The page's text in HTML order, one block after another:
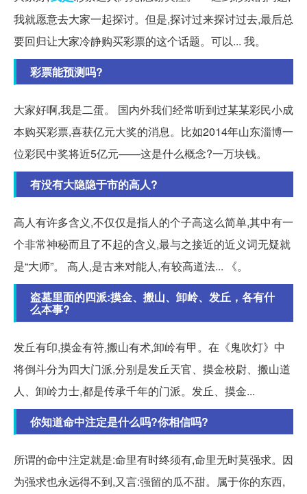
我就愿意去大家一起探讨。但是,探讨过来探讨过去,最后总
要回归让大家冷静购买彩票的这个话题。可以... 我。
彩票能预测吗?
大家好啊,我是二蛋。 国内外我们经常听到过某某彩民小成
本购买彩票,喜获亿元大奖的消息。比如2014年山东淄博一
位彩民中奖将近5亿元——这是什么概念?一万块钱。
有没有大隐隐于市的高人?
高人有许多含义,不仅仅是指人的个子高这么简单,其中有一
个非常神秘而且了不起的含义,最与之接近的近义词无疑就
是“大师”。 高人,是古来对能人,有较高道法... 《。
盗墓里面的四派:摸金、搬山、卸岭、发丘，各有什
么本事?
发丘有印,摸金有符,搬山有术,卸岭有甲。在《鬼吹灯》中
将倒斗分为四大门派,分别是发丘天官、摸金校尉、搬山道
人、卸岭力士,都是传承千年的门派。发丘、摸金...
你知道命中注定是什么吗?你相信吗?
所谓的命中注定就是:命里有时终须有,命里无时莫强求。因
为强求也永远得不到,又言:强留的瓜不甜。属于你的东西,